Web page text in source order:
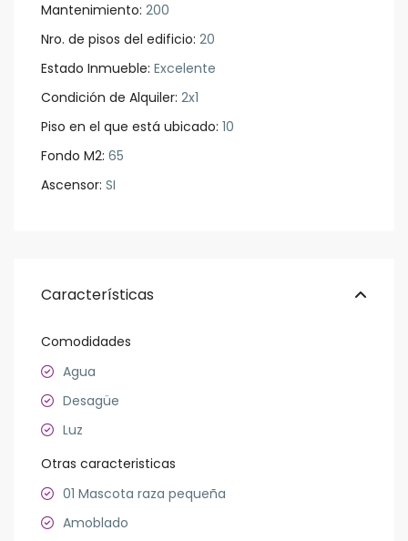
Mantenimiento: 200
Nro. de pisos del edificio: 20
Estado Inmueble: Excelente
Condición de Alquiler: 2x1
Piso en el que está ubicado: 10
Fondo M2: 65
Ascensor: SI
Características
Comodidades
Agua
Desagüe
Luz
Otras caracteristicas
01 Mascota raza pequeña
Amoblado